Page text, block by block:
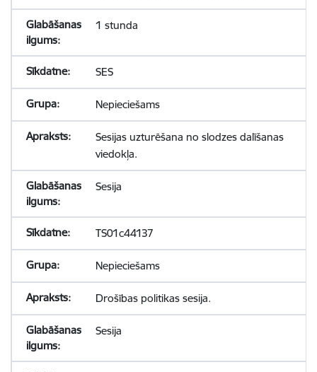
1 stunda
SES
Nepieciešams
Sesijas uzturēšana no slodzes dalīšanas
viedokļa.
Sesija
TS01c44137
Nepieciešams
Drošības politikas sesija.
Sesija